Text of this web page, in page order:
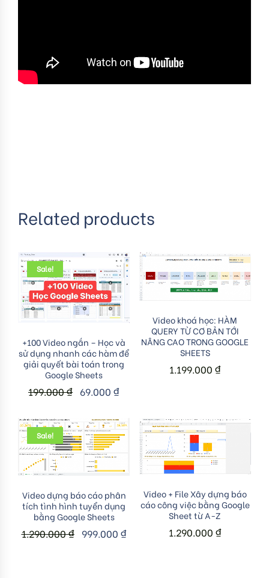
Related products
Sale!
Add to cart
+100 Video ngắn – Học và
sử dụng nhanh các hàm để
giải quyết bài toán trong
Google Sheets
199.000₫ 69.000₫
Add to cart
Video khoá học: HÀM
QUERY TỪ CƠ BẢN TỚI
NÂNG CAO TRONG GOOGLE
SHEETS
1.199.000 ₫
Sale!
Add to cart
Video dựng báo cáo phân
tích tình hình tuyển dụng
bằng Google Sheets
1.290.000₫ 999.000 ₫
Add to cart
Video + File Xây dựng báo
cáo công việc bằng Google
Sheet từ A-Z
1.290.000 ₫